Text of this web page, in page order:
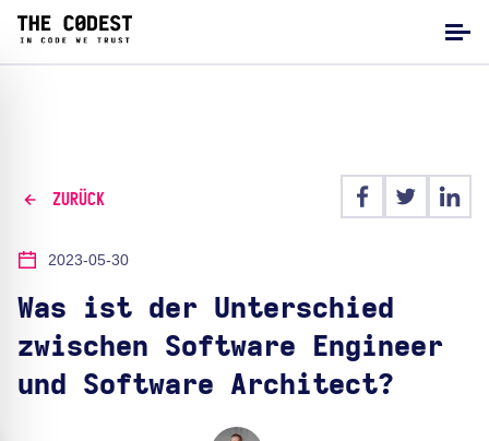
ZURÜCK
2023-05-30
Was ist der Unterschied
zwischen Software Engineer
und Software Architect?